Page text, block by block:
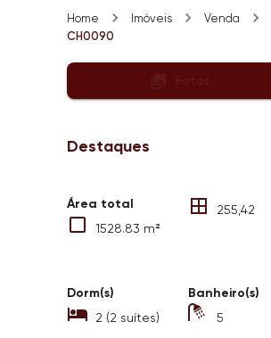
Home Imóveis Venda
CH0090
Destaques
Área total
1528.83 m²
255,42
Dorm(s)
2 (2 suítes)
Banheiro(s)
5